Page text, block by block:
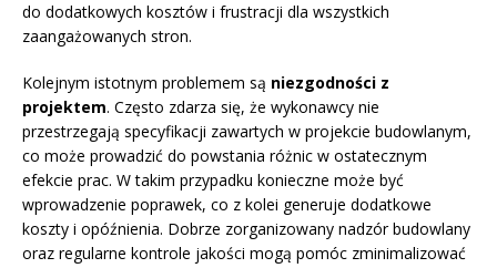
do dodatkowych kosztów i frustracji dla wszystkich
zaangażowanych stron.
Kolejnym istotnym problemem są niezgodności z
projektem. Często zdarza się, że wykonawcy nie
przestrzegają specyfikacji zawartych w projekcie budowlanym,
co może prowadzić do powstania różnic w ostatecznym
efekcie prac. W takim przypadku konieczne może być
wprowadzenie poprawek, co z kolei generuje dodatkowe
koszty i opóźnienia. Dobrze zorganizowany nadzór budowlany
oraz regularne kontrole jakości mogą pomóc zminimalizować